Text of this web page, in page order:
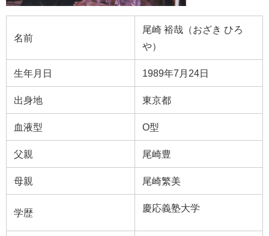
名前
尾崎 裕哉（おざき ひろ
や）
生年月日 1989年7月24日
出身地 東京都
血液型 O型
父親 尾崎豊
母親 尾崎繁美
学歴 慶応義塾大学